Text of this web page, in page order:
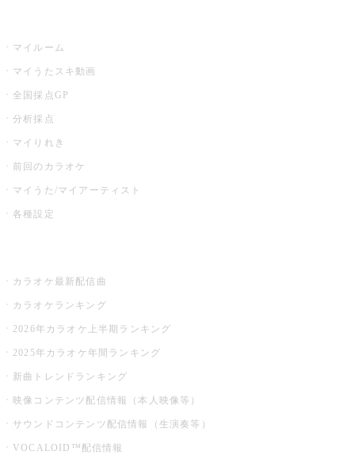
マイルーム
マイうたスキ動画
全国採点GP
分析採点
マイりれき
前回のカラオケ
マイうた/マイアーティスト
各種設定
カラオケ最新配信曲
カラオケランキング
2026年カラオケ上半期ランキング
2025年カラオケ年間ランキング
新曲トレンドランキング
映像コンテンツ配信情報（本人映像等）
サウンドコンテンツ配信情報（生演奏等）
VOCALOID™配信情報